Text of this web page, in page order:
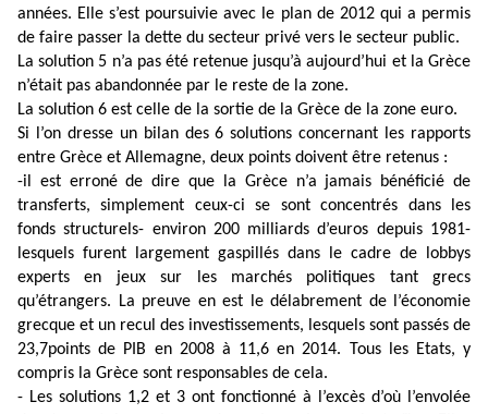
années. Elle s’est poursuivie avec le plan de 2012 qui a permis
de faire passer la dette du secteur privé vers le secteur public.
La solution 5 n’a pas été retenue jusqu’à aujourd’hui et la Grèce
n’était pas abandonnée par le reste de la zone.
La solution 6 est celle de la sortie de la Grèce de la zone euro.
Si l’on dresse un bilan des 6 solutions concernant les rapports
entre Grèce et Allemagne, deux points doivent être retenus :
-il est erroné de dire que la Grèce n’a jamais bénéficié de
transferts, simplement ceux-ci se sont concentrés dans les
fonds structurels- environ 200 milliards d’euros depuis 1981-
lesquels furent largement gaspillés dans le cadre de lobbys
experts en jeux sur les marchés politiques tant grecs
qu’étrangers. La preuve en est le délabrement de l’économie
grecque et un recul des investissements, lesquels sont passés de
23,7points de PIB en 2008 à 11,6 en 2014. Tous les Etats, y
compris la Grèce sont responsables de cela.
- Les solutions 1,2 et 3 ont fonctionné à l’excès d’où l’envolée